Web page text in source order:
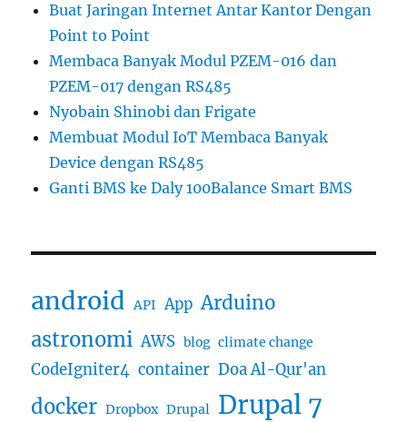
Buat Jaringan Internet Antar Kantor Dengan
Point to Point
Membaca Banyak Modul PZEM-016 dan
PZEM-017 dengan RS485
Nyobain Shinobi dan Frigate
Membuat Modul IoT Membaca Banyak
Device dengan RS485
Ganti BMS ke Daly 100Balance Smart BMS
android API App Arduino
astronomi AWS blog climate change
CodeIgniter4 container Doa Al-Qur'an
docker Dropbox Drupal Drupal 7